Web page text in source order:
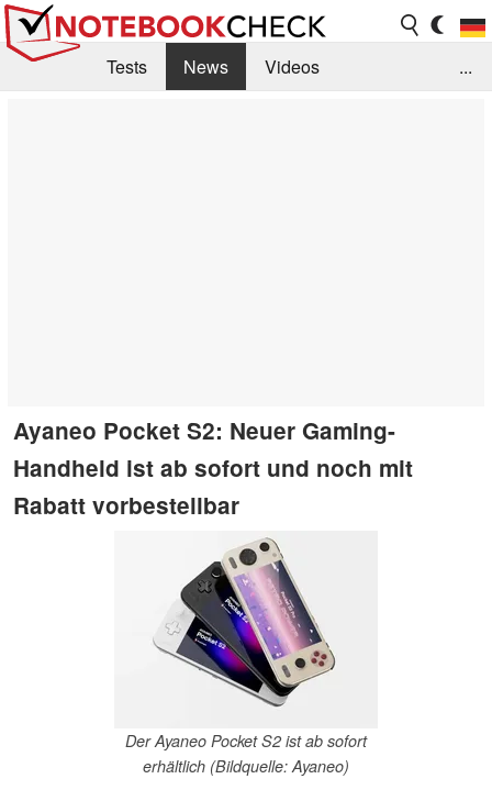
Tests News
Videos
...
Ayaneo Pocket S2: Neuer Gaming-
Handheld ist ab sofort und noch mit
Rabatt vorbestellbar
Der Ayaneo Pocket S2 ist ab sofort
erhältlich (Bildquelle: Ayaneo)